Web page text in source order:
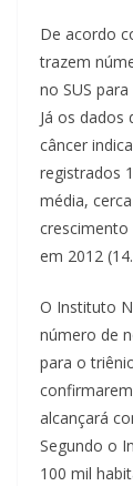
De acordo
trazem
no SUS
Já os dados
câncer
registrados
média,
crescimento
em 2012
O Instituto
número de
para o
alcançará
Segundo o
100 mil